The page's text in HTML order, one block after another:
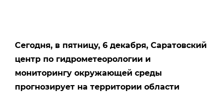
Сегодня, в пятницу, 6 декабря, Саратовский
центр по гидрометеорологии и
мониторингу окружающей среды
прогнозирует на территории области